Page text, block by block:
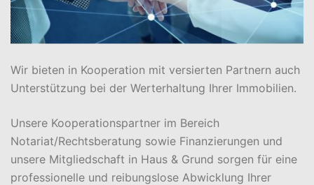
Wir bieten in Kooperation mit versierten Partnern auch
Unterstützung bei der Werterhaltung Ihrer Immobilien.
Unsere Kooperationspartner im Bereich
Notariat/Rechtsberatung sowie Finanzierungen und
unsere Mitgliedschaft in Haus & Grund sorgen für eine
professionelle und reibungslose Abwicklung Ihrer